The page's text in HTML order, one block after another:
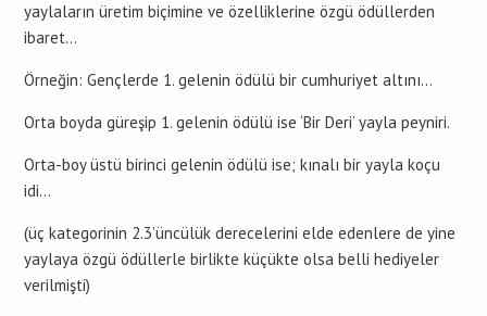
yaylaların üretim biçimine ve özelliklerine özgü ödüllerden
ibaret…
Örneğin: Gençlerde 1. gelenin ödülü bir cumhuriyet altını…
Orta boyda güreşip 1. gelenin ödülü ise ‘Bir Deri’ yayla peyniri.
Orta-boy üstü birinci gelenin ödülü ise; kınalı bir yayla koçu
idi…
(üç kategorinin 2.3’üncülük derecelerini elde edenlere de yine
yaylaya özgü ödüllerle birlikte küçükte olsa belli hediyeler
verilmişti)